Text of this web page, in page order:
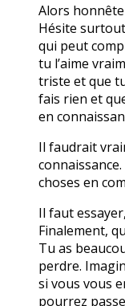
Alors
Hésite
qui peut
tu l’aime
triste et que
fais rien et
en
Il faudrait
choses en
Il faut
Finalement,
Tu as
perdre.
si vous vous
pourrez